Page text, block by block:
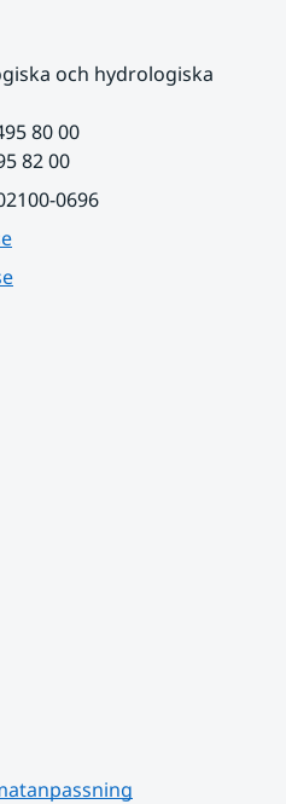
och hydrologiska
80 00
82 00
0696